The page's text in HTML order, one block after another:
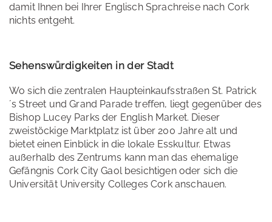
damit Ihnen bei Ihrer Englisch Sprachreise nach Cork
nichts entgeht.
Sehenswürdigkeiten in der Stadt
Wo sich die zentralen Haupteinkaufsstraßen St. Patrick
´s Street und Grand Parade treffen, liegt gegenüber des
Bishop Lucey Parks der English Market. Dieser
zweistöckige Marktplatz ist über 200 Jahre alt und
bietet einen Einblick in die lokale Esskultur. Etwas
außerhalb des Zentrums kann man das ehemalige
Gefängnis Cork City Gaol besichtigen oder sich die
Universität University Colleges Cork anschauen.